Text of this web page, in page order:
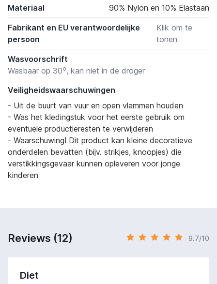
Materiaal 90% Nylon en 10% Elastaan
Fabrikant en EU verantwoordelijke
persoon
Klik om te
tonen
Wasvoorschrift
Wasbaar op 30o, kan niet in de droger
Veiligheidswaarschuwingen
- Uit de buurt van vuur en open vlammen houden
- Was het kledingstuk voor het eerste gebruik om
eventuele productieresten te verwijderen
- Waarschuwing! Dit product kan kleine decoratieve
onderdelen bevatten (bijv. strikjes, knoopjes) die
verstikkingsgevaar kunnen opleveren voor jonge
kinderen
Reviews (12) 9.7/10
Diet